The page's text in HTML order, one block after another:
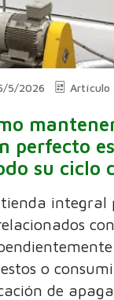
5/2026 Artículo
perfecto
su ciclo
integral
o
de